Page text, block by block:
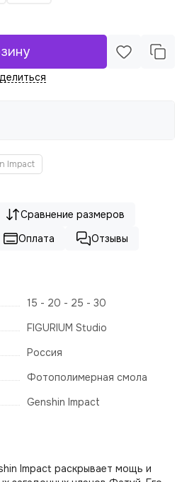
Impact
Сравнение размеров
Оплата Отзывы
15 - 20 - 25 - 30
FIGURIUM Studio
Россия
Фотополимерная смола
Genshin Impact
Impact раскрывает мощь и